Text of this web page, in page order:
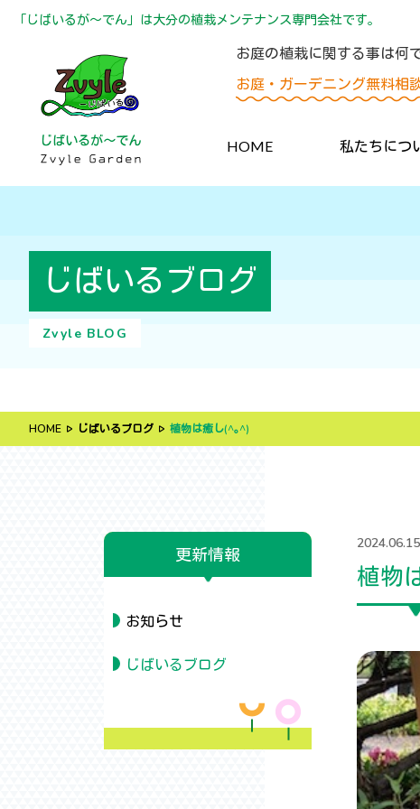
「じばいるが〜でん」は大分の植栽メンテナンス専門会社です。
お庭の植栽に関する事は何
お庭・ガーデニング無料相
HOME 私たちにつ
じばいるブログ
Zvyle BLOG
HOME じばいるブログ 植物は癒し(^｡^)
更新情報
お知らせ
じばいるブログ
2024.06.15
植物